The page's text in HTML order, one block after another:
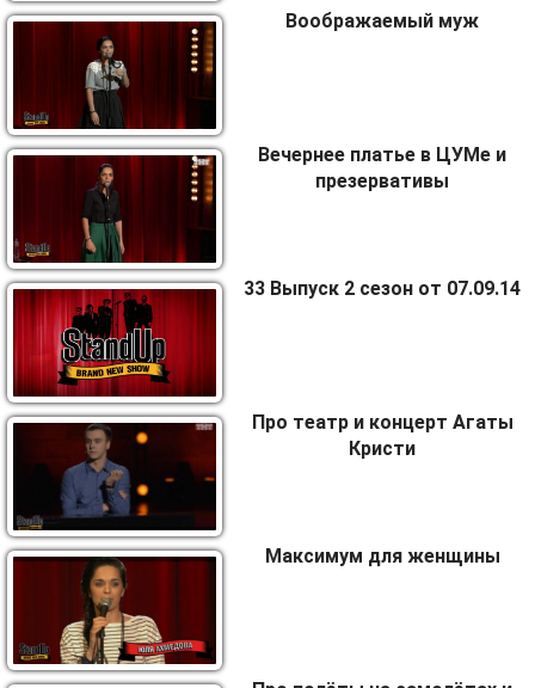
Воображаемый муж
Вечернее платье в ЦУМе и
презервативы
33 Выпуск 2 сезон от 07.09.14
Про театр и концерт Агаты
Кристи
Максимум для женщины